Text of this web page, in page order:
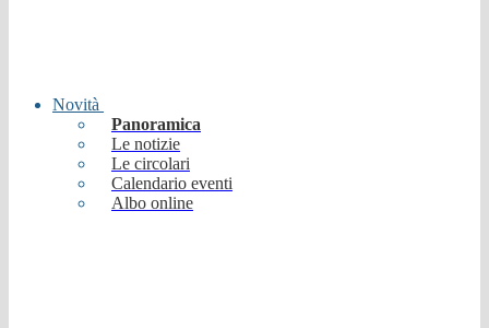
Novità
Panoramica
Le notizie
Le circolari
Calendario eventi
Albo online